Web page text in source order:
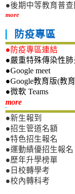
●後期中等教育普查
more
防疫專區
●防疫專區連結
●嚴重特殊傳染性肺
●Google meet
●Google教育版(教
●微軟 Teams
more新生專區
●新生報到
●招生管道名額
●特色招生報名
●運動績優招生報名
●歷年升學榜單
●日校轉學考
●校內轉科考